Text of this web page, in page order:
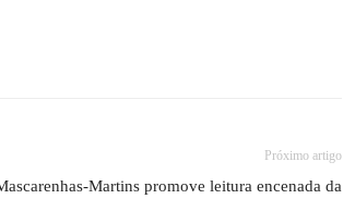
Próximo artigo
Martins promove leitura encenada da